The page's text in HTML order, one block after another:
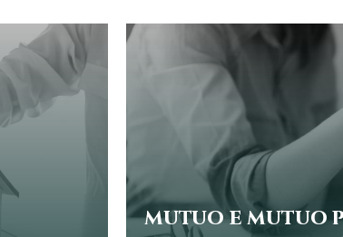
mutuo e mutuo